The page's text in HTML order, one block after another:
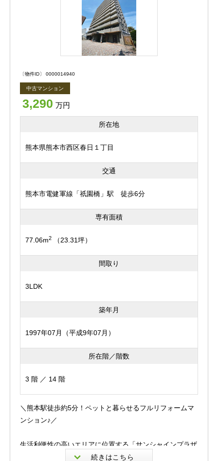
猫ちゃん犬ちゃんが、ゴロゴロしている姿や窓際で微睡む
姿を想像すると、なんとも微笑ましいですね♪
設備も築浅物件ならではの充実感です。
共用部オールマイティシステムのテブラパスも魅力がたく
さん！
スのオートドアを解錠します。
小さなお子様連れや荷物が多く両手がふさがっている時な
どもたいへん便利です＼(^o^)／
すぐにネットがご利用になれます♪
さらに、共用のスタディールームも完備！快適な学習環境
をお子様に。。。
周辺環境も充実しておりまして、小学校や中学校も徒歩圏
一切の妥協なく、細かなところまでこだわり抜かれてつく
り上げられた空間。
南東向きの窓から入るぽかぽかの日差しが気持ち良くて、
気の利いたアレやコレがつまったマンション。きっと快適
園まで308ｍ ・花岡山公園まで841ｍ ・坪井川沿
緑地まで944ｍ ・辛島公園まで959ｍ ・野尻会ケ
アプランしんまちまで46ｍ ・野尻会デイサービスしん
まちまで69ｍ ・熊本泌尿器科病院まで77ｍ ・パ
ティナ小沢町まで135ｍ ・ニチイケアセンターけいと
二クリニックまで263ｍ ・ライフワン熊本ケアセンタ
ーまで263ｍ ・出田眼科病院まで265ｍ ・セブン
イレブン 熊本細工町店まで220ｍ ・ファミリーマート
まで460ｍ ・ローソン 熊本新町三丁目店まで558ｍ
ブンイレブン 熊本辛島店まで596ｍ ・ローソン 熊本
横手四丁目店まで661ｍ ・セブンイレブン 熊本新町3
丁目店まで714ｍ ・ファミリーマート 熊本古城町店ま
・ゆめマート新町まで265ｍ ・マルショク 横手店ま
で、予めご了承ください。>
〔物件ID〕 0000014940
中古マンション
3,290 万円
所在地
熊本県熊本市西区春日１丁目
交通
熊本市電健軍線「祇園橋」駅 徒歩6分
専有面積
77.06m2 （23.31坪）
間取り
3LDK
築年月
1997年07月（平成9年07月）
所在階／階数
3 階 ／ 14 階
＼熊本駅徒歩約5分！ペットと暮らせるフルリフォームマ
ンション♪／
生活利便性の高いエリアに位置する「サンシャインプラザ